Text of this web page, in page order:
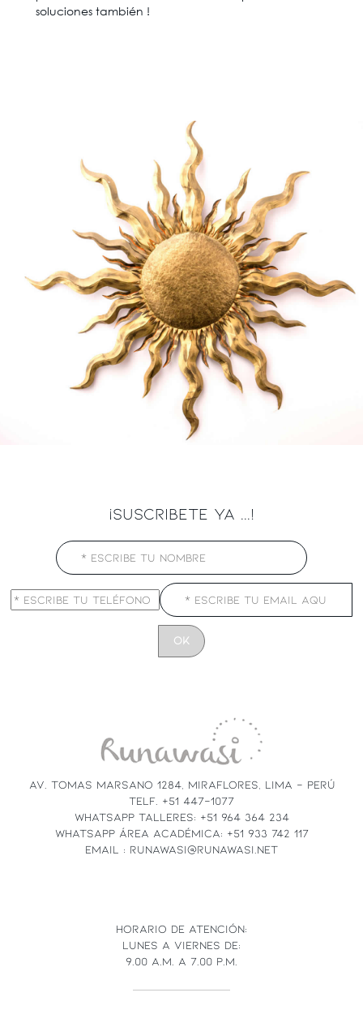
soluciones también !
¡SUSCRIBETE YA ...!
BLANK.AV. TOMAS MARSANO 1284, MIRAFLORES, LIMA - PERÚ
TELF. +51 447-1077
WHATSAPP TALLERES: +51 964 364 234
WHATSAPP ÁREA ACADÉMICA: +51 933 742 117
EMAIL : RUNAWASI@RUNAWASI.NET
HORARIO DE ATENCIÓN:
LUNES A VIERNES DE:
9.00 A.M. A 7.00 P.M.